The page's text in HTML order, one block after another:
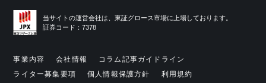
当サイトの運営会社は、東証グロース市場に上場しております。
証券コード：7378
事業内容 会社情報
コラム記事ガイドライン
ライター募集要項
個人情報保護方針 利用規約